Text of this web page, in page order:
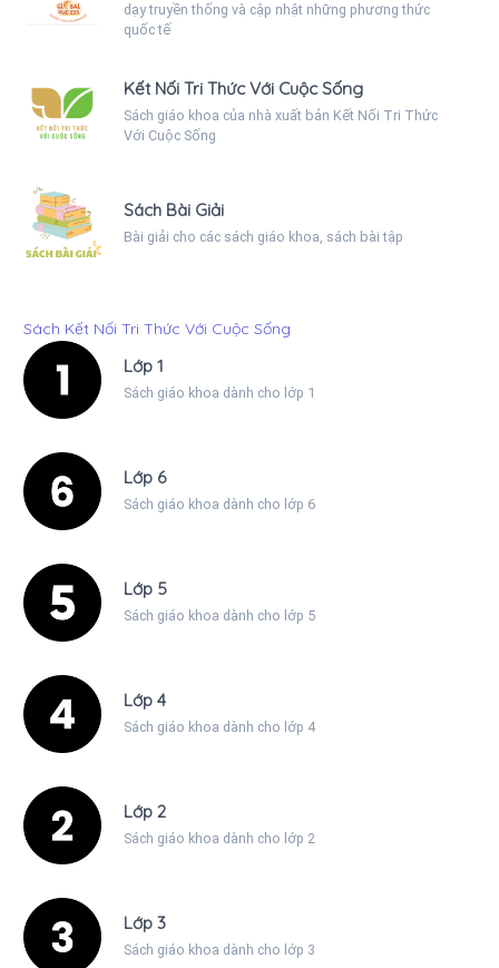
dạy truyền thống và cập nhật những phương thức
quốc tế
Kết Nối Tri Thức Với Cuộc Sống
Sách giáo khoa của nhà xuất bản Kết Nối Tri Thức
Với Cuộc Sống
Sách Bài Giải
Bài giải cho các sách giáo khoa, sách bài tập
Sách Kết Nối Tri Thức Với Cuộc Sống
Lớp 1
Sách giáo khoa dành cho lớp 1
Lớp 6
Sách giáo khoa dành cho lớp 6
Lớp 5
Sách giáo khoa dành cho lớp 5
Lớp 4
Sách giáo khoa dành cho lớp 4
Lớp 2
Sách giáo khoa dành cho lớp 2
Lớp 3
Sách giáo khoa dành cho lớp 3